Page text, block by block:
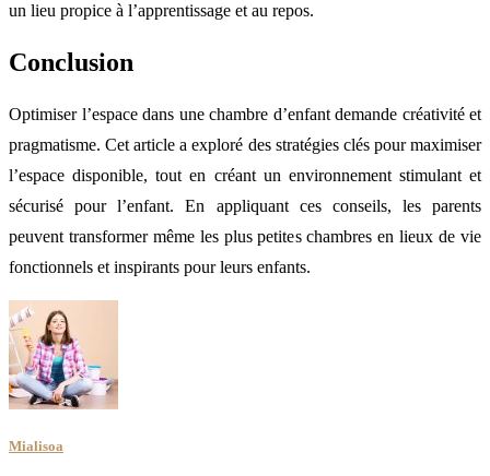
un lieu propice à l’apprentissage et au repos.
Conclusion
Optimiser l’espace dans une chambre d’enfant demande créativité et
pragmatisme. Cet article a exploré des stratégies clés pour maximiser
l’espace disponible, tout en créant un environnement stimulant et
sécurisé pour l’enfant. En appliquant ces conseils, les parents
peuvent transformer même les plus petites chambres en lieux de vie
fonctionnels et inspirants pour leurs enfants.
Mialisoa